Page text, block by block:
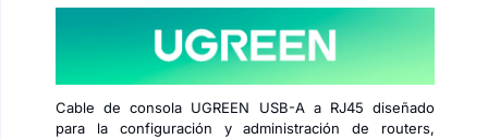
Cable de consola UGREEN USB-A a RJ45 diseñado
para la configuración y administración de routers,